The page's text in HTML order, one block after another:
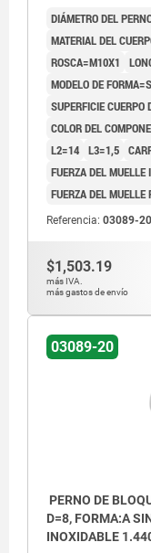
DIÁMETRO DEL
MATERIAL DEL
ROSCA=M10X1
MODELO DE
SUPERFICIE CUERPO
COLOR DEL
L2=14 L3=1,5
FUERZA DEL
FUERZA DEL
Referencia: 03089-
$1,503.19
más IVA.
más gastos de envío
03089-20
PERNO DE
D=8, FORMA:A
INOXIDABLE